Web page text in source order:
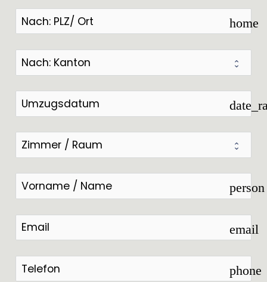
home
person
email
phone